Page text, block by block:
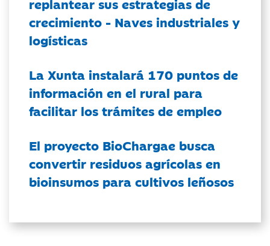
replantear sus estrategias de
crecimiento - Naves industriales y
logísticas
La Xunta instalará 170 puntos de
información en el rural para
facilitar los trámites de empleo
El proyecto BioChargae busca
convertir residuos agrícolas en
bioinsumos para cultivos leñosos